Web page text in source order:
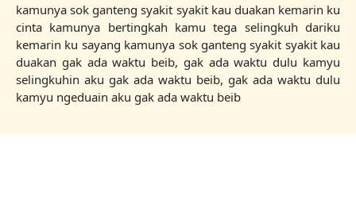
kamunya sok ganteng syakit syakit kau duakan kemarin ku
cinta kamunya bertingkah kamu tega selingkuh dariku
kemarin ku sayang kamunya sok ganteng syakit syakit kau
duakan gak ada waktu beib, gak ada waktu dulu kamyu
selingkuhin aku gak ada waktu beib, gak ada waktu dulu
kamyu ngeduain aku gak ada waktu beib